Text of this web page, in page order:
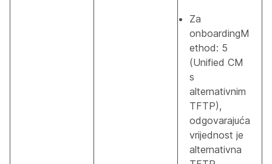
Za
onboardingM
ethod: 5
(Unified CM
s
alternativnim
TFTP),
odgovarajuća
vrijednost je
alternativna